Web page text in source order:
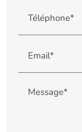
Téléphone*
Email*
Message*